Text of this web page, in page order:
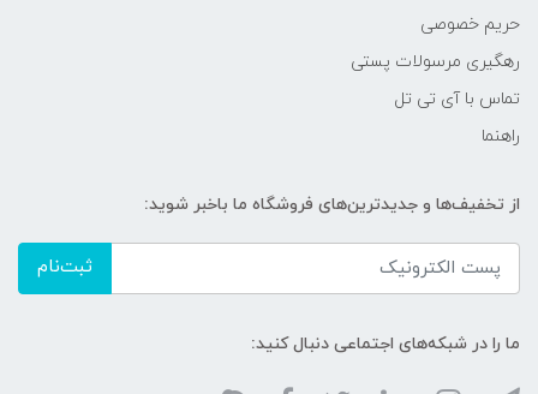
حریم خصوصی
رهگیری مرسولات پستی
تماس با آی تی تل
راهنما
از تخفیف‌ها و جدیدترین‌های فروشگاه ما باخبر شوید:
ثبت‌نام
ما را در شبکه‌های اجتماعی دنبال کنید: